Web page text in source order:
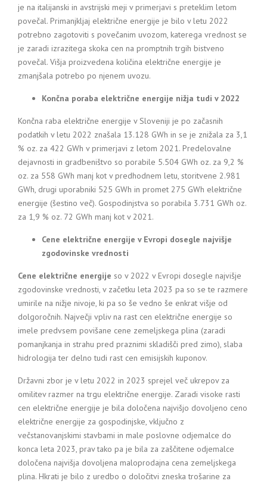
je na italijanski in avstrijski meji v primerjavi s preteklim letom
povečal. Primanjkljaj električne energije je bilo v letu 2022
potrebno zagotoviti s povečanim uvozom, katerega vrednost se
je zaradi izrazitega skoka cen na promptnih trgih bistveno
povečal. Višja proizvedena količina električne energije je
zmanjšala potrebo po njenem uvozu.
Končna poraba električne energije nižja tudi v 2022
Končna raba električne energije v Sloveniji je po začasnih
podatkih v letu 2022 znašala 13.128 GWh in se je znižala za 3,1
% oz. za 422 GWh v primerjavi z letom 2021. Predelovalne
dejavnosti in gradbeništvo so porabile 5.504 GWh oz. za 9,2 %
oz. za 558 GWh manj kot v predhodnem letu, storitvene 2.981
GWh, drugi uporabniki 525 GWh in promet 275 GWh električne
energije (šestino več). Gospodinjstva so porabila 3.731 GWh oz.
za 1,9 % oz. 72 GWh manj kot v 2021.
Cene električne energije v Evropi dosegle najvišje
zgodovinske vrednosti
Cene električne energije so v 2022 v Evropi dosegle najvišje
zgodovinske vrednosti, v začetku leta 2023 pa so se te razmere
umirile na nižje nivoje, ki pa so še vedno še enkrat višje od
dolgoročnih. Največji vpliv na rast cen električne energije so
imele predvsem povišane cene zemeljskega plina (zaradi
pomanjkanja in strahu pred praznimi skladišči pred zimo), slaba
hidrologija ter delno tudi rast cen emisijskih kuponov.
Državni zbor je v letu 2022 in 2023 sprejel več ukrepov za
omilitev razmer na trgu električne energije. Zaradi visoke rasti
cen električne energije je bila določena najvišjo dovoljeno ceno
električne energije za gospodinjske, vključno z
večstanovanjskimi stavbami in male poslovne odjemalce do
konca leta 2023, prav tako pa je bila za zaščitene odjemalce
določena najvišja dovoljena maloprodajna cena zemeljskega
plina. Hkrati je bilo z uredbo o določitvi zneska trošarine za